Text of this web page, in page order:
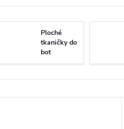
Ploché
tkaničky do
bot